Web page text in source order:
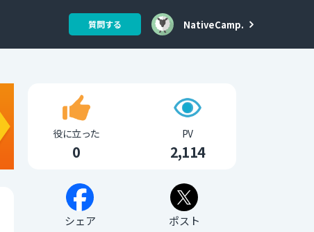
質問する NativeCamp.
役に立った
0
PV
2,114
シェア ポスト